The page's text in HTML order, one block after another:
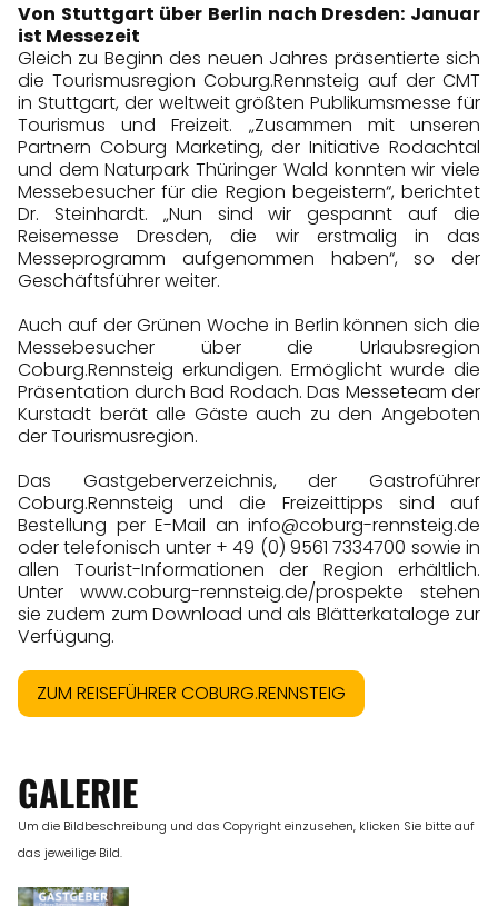
Von Stuttgart über Berlin nach Dresden: Januar
ist Messezeit
Gleich zu Beginn des neuen Jahres präsentierte sich
die Tourismusregion Coburg.Rennsteig auf der CMT
in Stuttgart, der weltweit größten Publikumsmesse für
Tourismus und Freizeit. „Zusammen mit unseren
Partnern Coburg Marketing, der Initiative Rodachtal
und dem Naturpark Thüringer Wald konnten wir viele
Messebesucher für die Region begeistern“, berichtet
Dr. Steinhardt. „Nun sind wir gespannt auf die
Reisemesse Dresden, die wir erstmalig in das
Messeprogramm aufgenommen haben“, so der
Geschäftsführer weiter.
Auch auf der Grünen Woche in Berlin können sich die
Messebesucher über die Urlaubsregion
Coburg.Rennsteig erkundigen. Ermöglicht wurde die
Präsentation durch Bad Rodach. Das Messeteam der
Kurstadt berät alle Gäste auch zu den Angeboten
der Tourismusregion.
Das Gastgeberverzeichnis, der Gastroführer
Coburg.Rennsteig und die Freizeittipps sind auf
Bestellung per E-Mail an info@coburg-rennsteig.de
oder telefonisch unter + 49 (0) 9561 7334700 sowie in
allen Tourist-Informationen der Region erhältlich.
Unter www.coburg-rennsteig.de/prospekte stehen
sie zudem zum Download und als Blätterkataloge zur
Verfügung.
ZUM REISEFÜHRER COBURG.RENNSTEIG
GALERIE
Um die Bildbeschreibung und das Copyright einzusehen, klicken Sie bitte auf
das jeweilige Bild.